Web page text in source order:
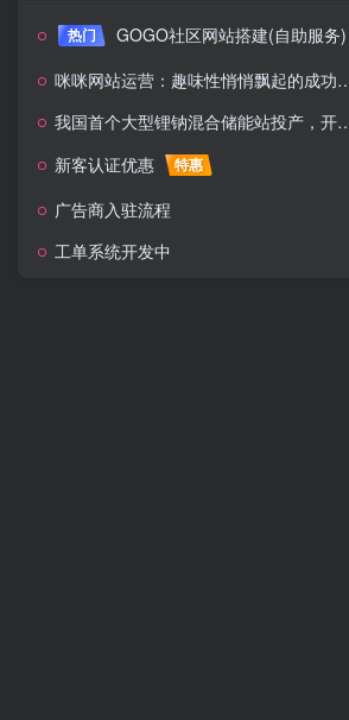
热门
GOGO社区网站搭建(自助服务)
咪咪网站运营：趣味性悄悄飘起的成功风头
我国首个大型锂钠混合储能站投产，开启储能新时代
新客认证优惠
特惠
广告商入驻流程
工单系统开发中